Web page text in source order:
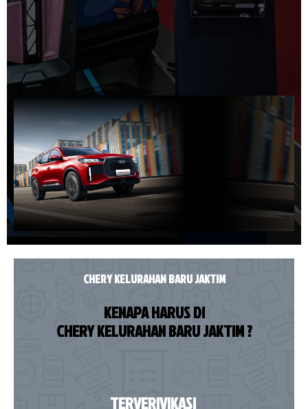
CHERY KELURAHAN BARU JAKTIM
KENAPA HARUS DI
CHERY KELURAHAN BARU JAKTIM ?
TERVERIVIKASI